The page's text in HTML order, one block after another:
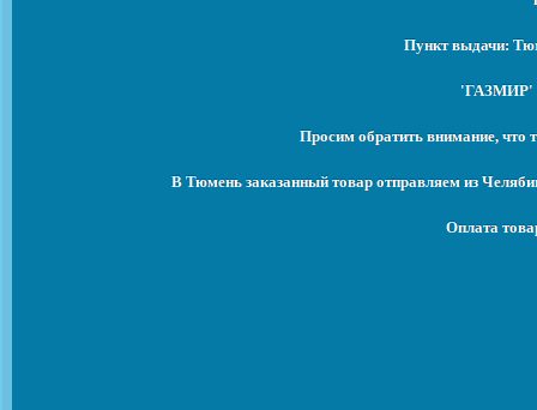
Пункт выдачи:
'ГАЗМИР' -
Просим обратить внимание, что
В Тюмень заказанный товар отправляем из
Оплата